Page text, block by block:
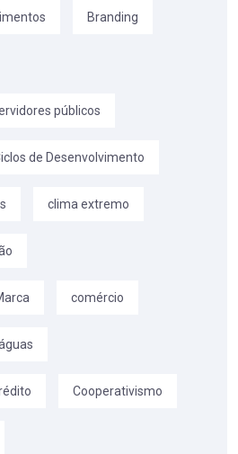
Branding
públicos
de Desenvolvimento
clima extremo
comércio
Cooperativismo